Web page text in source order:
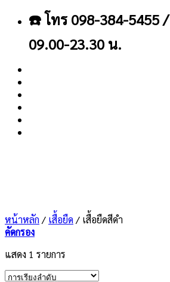
เนื้อหา
☎️ โทร 098-384-5455 /
09.00-23.30 น.
หน้าหลัก / เสื้อยืด / เสื้อยืดสีดำ
คัดกรอง
แสดง 1 รายการ